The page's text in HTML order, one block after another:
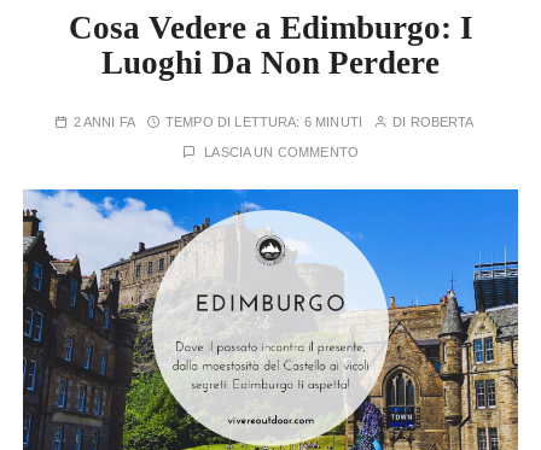
Cosa Vedere a Edimburgo: I
Luoghi Da Non Perdere
2 ANNI FA TEMPO DI LETTURA: 6 MINUTI DI ROBERTA
LASCIA UN COMMENTO